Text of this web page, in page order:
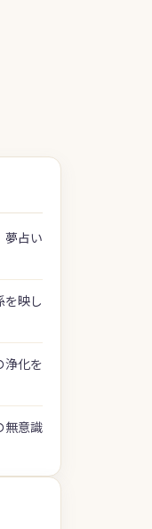
夢占い
を映し
浄化を
無意識